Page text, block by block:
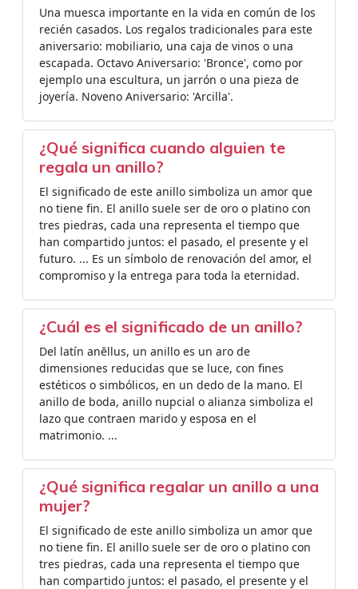
Una muesca importante en la vida en común de los
recién casados. Los regalos tradicionales para este
aniversario: mobiliario, una caja de vinos o una
escapada. Octavo Aniversario: 'Bronce', como por
ejemplo una escultura, un jarrón o una pieza de
joyería. Noveno Aniversario: 'Arcilla'.
¿Qué significa cuando alguien te
regala un anillo?
El significado de este anillo simboliza un amor que
no tiene fin. El anillo suele ser de oro o platino con
tres piedras, cada una representa el tiempo que
han compartido juntos: el pasado, el presente y el
futuro. ... Es un símbolo de renovación del amor, el
compromiso y la entrega para toda la eternidad.
¿Cuál es el significado de un anillo?
Del latín anĕllus, un anillo es un aro de
dimensiones reducidas que se luce, con fines
estéticos o simbólicos, en un dedo de la mano. El
anillo de boda, anillo nupcial o alianza simboliza el
lazo que contraen marido y esposa en el
matrimonio. ...
¿Qué significa regalar un anillo a una
mujer?
El significado de este anillo simboliza un amor que
no tiene fin. El anillo suele ser de oro o platino con
tres piedras, cada una representa el tiempo que
han compartido juntos: el pasado, el presente y el